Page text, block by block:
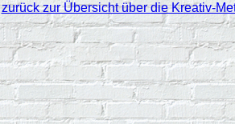
zurück zur Übersicht über die Kreativ-